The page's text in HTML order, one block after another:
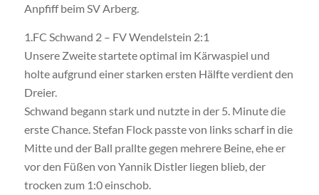
Anpfiff beim SV Arberg.
1.FC Schwand 2 – FV Wendelstein 2:1
Unsere Zweite startete optimal im Kärwaspiel und
holte aufgrund einer starken ersten Hälfte verdient den
Dreier.
Schwand begann stark und nutzte in der 5. Minute die
erste Chance. Stefan Flock passte von links scharf in die
Mitte und der Ball prallte gegen mehrere Beine, ehe er
vor den Füßen von Yannik Distler liegen blieb, der
trocken zum 1:0 einschob.